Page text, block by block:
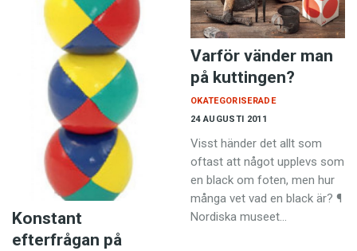
Konstant
efterfrågan på
Varför vänder man
på kuttingen?
24 AUGUSTI 2011
OKATEGORISERADE
Visst händer det allt som
oftast att något upplevs som
en black om foten, men hur
många vet vad en black är? ¶
Nordiska museet…